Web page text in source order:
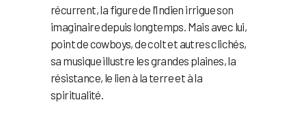
récurrent, la figure de l’Indien irrigue son
imaginaire depuis longtemps. Mais avec lui,
point de cowboys, de colt et autres clichés,
sa musique illustre les grandes plaines, la
résistance, le lien à la terre et à la
spiritualité.